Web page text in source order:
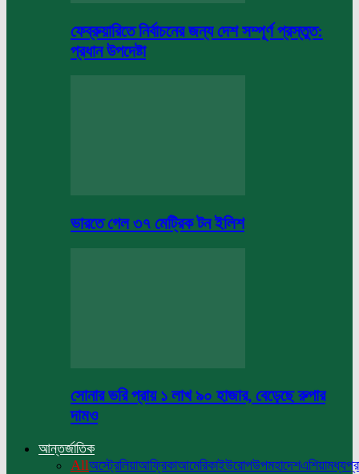
ফেব্রুয়ারিতে নির্বাচনের জন্য দেশ সম্পূর্ণ প্রস্তুত:
প্রধান উপদেষ্টা
ভারতে গেল ৩৭ মেট্রিক টন ইলিশ
সোনার ভরি প্রায় ১ লাখ ৯০ হাজার, বেড়েছে রুপার
দামও
আন্তর্জাতিক
Allঅস্ট্রেলিয়াআফ্রিকাআমেরিকাইউরোপউপমহাদেশএশিয়া